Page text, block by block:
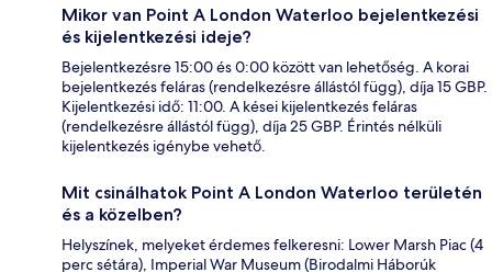
Mikor van Point A London Waterloo bejelentkezési
és kijelentkezési ideje?
Bejelentkezésre 15:00 és 0:00 között van lehetőség. A korai
bejelentkezés feláras (rendelkezésre állástól függ), díja 15 GBP.
Kijelentkezési idő: 11:00. A kései kijelentkezés feláras
(rendelkezésre állástól függ), díja 25 GBP. Érintés nélküli
kijelentkezés igénybe vehető.
Mit csinálhatok Point A London Waterloo területén
és a közelben?
Helyszínek, melyeket érdemes felkeresni: Lower Marsh Piac (4
perc sétára), Imperial War Museum (Birodalmi Háborúk